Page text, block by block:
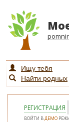
Ищу тебя
Найти родных
РЕГИСТРАЦИЯ
ВОЙТИ ВДЕМО